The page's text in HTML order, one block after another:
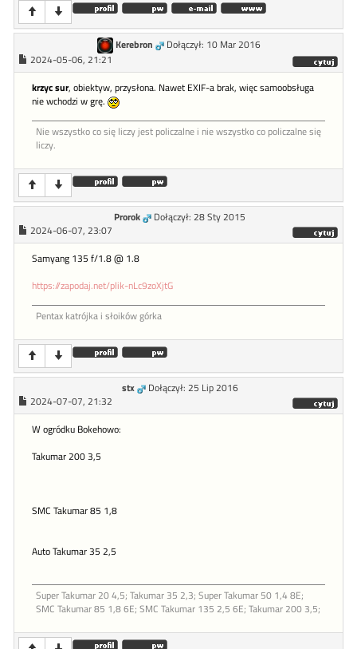
Kerebron
Dołączył: 10 Mar 2016
2024-05-06, 21:21
krzyc sur, obiektyw, przysłona. Nawet EXIF-a brak, więc samoobsługa
nie wchodzi w grę.
Nie wszystko co się liczy jest policzalne i nie wszystko co policzalne się
liczy.
Prorok
Dołączył: 28 Sty 2015
2024-06-07, 23:07
Samyang 135 f/1.8 @ 1.8
https://zapodaj.net/plik-nLc9zoXjtG
Pentax katrójka i słoików górka
stx
Dołączył: 25 Lip 2016
2024-07-07, 21:32
W ogródku Bokehowo:
Takumar 200 3,5
SMC Takumar 85 1,8
Auto Takumar 35 2,5
Super Takumar 20 4,5; Takumar 35 2,3; Super Takumar 50 1,4 8E;
SMC Takumar 85 1,8 6E; SMC Takumar 135 2,5 6E; Takumar 200 3,5;